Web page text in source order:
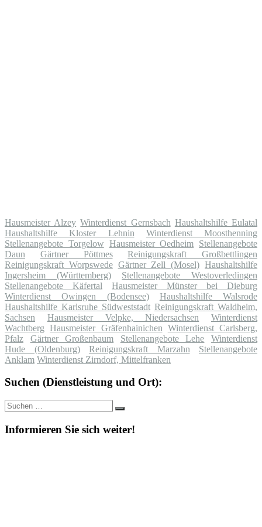
Hausmeister Alzey Winterdienst Gernsbach Haushaltshilfe Eulatal
Haushaltshilfe Kloster Lehnin
Winterdienst Moosthenning
Stellenangebote Torgelow Hausmeister Oedheim Stellenangebote
Daun
Gärtner Pöttmes
Reinigungskraft Großbettlingen
Reinigungskraft Worpswede Gärtner Zell (Mosel) Haushaltshilfe
Ingersheim (Württemberg)
Stellenangebote Westoverledingen
Stellenangebote Käfertal
Hausmeister Münster bei Dieburg
Winterdienst Owingen (Bodensee)
Haushaltshilfe Walsrode
Haushaltshilfe Karlsruhe Südweststadt Reinigungskraft Waldheim,
Sachsen
Hausmeister Velpke, Niedersachsen
Winterdienst
Wachtberg
Hausmeister Gräfenhainichen Winterdienst Carlsberg,
Pfalz
Gärtner Großenbaum Stellenangebote Lehe
Winterdienst
Hude (Oldenburg)
Reinigungskraft Marzahn
Stellenangebote
Anklam Winterdienst Zirndorf, Mittelfranken
Suchen (Dienstleistung und Ort):
Suche
nach:
Suchen
Informieren Sie sich weiter!